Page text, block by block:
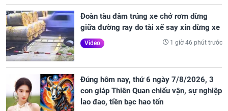
Đoàn tàu đâm trúng xe chở rơm dừng
giữa đường ray do tài xế say xỉn dừng xe
Video 1 giờ 46 phút trước
Đúng hôm nay, thứ 6 ngày 7/8/2026, 3
con giáp Thiên Quan chiếu vận, sự nghiệp
lao đao, tiền bạc hao tốn